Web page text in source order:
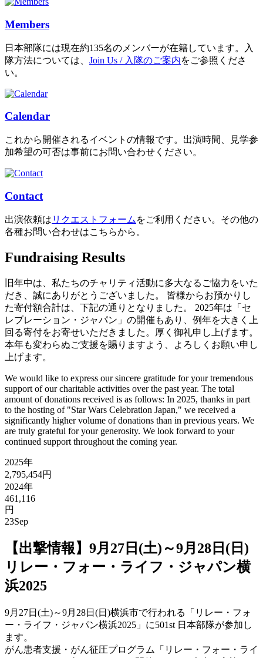
Members
日本部隊には現在約135名のメンバーが在籍しています。入
隊方法については、 Join Us / 入隊のご案内をご参照くださ
い。
Calendar
これから開催されるイベントの情報です。出演時間、見学参
加希望の可否は事前にお問い合わせください。
Contact
出演依頼は リクエストフォーム をご利用ください。その他の
各種お問い合わせはこちらから。
Fundraising Results
旧年中は、私たちのチャリティ活動に多大なるご協力をいた
だき、誠にありがとうございました。 皆様からお預かりし
た寄付額合計は、下記の通りとなりました。 2025年は「セ
レブレーション・ジャパン」の開催もあり、例年を大きく上
回る寄付をお寄せいただきました。厚く御礼申し上げます。
本年も変わらぬご支援を賜りますよう、よろしくお願い申し
上げます。
We would like to express our sincere gratitude for your tremendous
support of our charitable activities over the past year. The total
amount of donations received is as follows: In 2025, thanks in part
to the hosting of "Star Wars Celebration Japan," we received a
significantly higher volume of donations than in previous years. We
are truly grateful for your generosity. We look forward to your
continued support throughout the coming year.
2025年
2,795,454円
2024年
461,116
円
23Sep
【出撃情報】9月27日(土)～9月28日(日)
リレー・フォー・ライフ・ジャパン横
浜2025
9月27日(土)～9月28日(日)横浜市で行われる「リレー・フォ
ー・ライフ・ジャパン横浜2025」に501st 日本部隊が参加し
ます。
がん患者支援・がん征圧プログラム「リレー・フォー・ライ